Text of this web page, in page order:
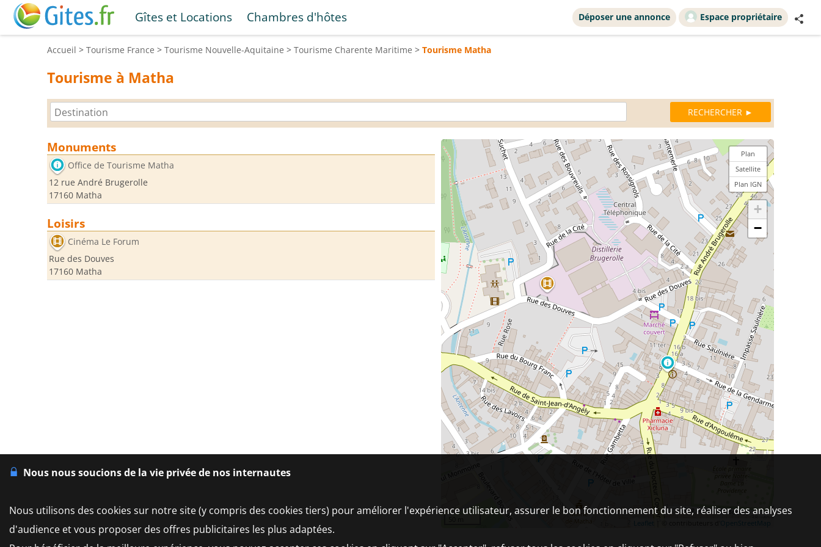
Gîtes et Locations Chambres d'hôtes Déposer une annonce Espace propriétaire
Accueil > Tourisme France > Tourisme Nouvelle-Aquitaine > Tourisme Charente Maritime > Tourisme Matha
Tourisme à Matha
Monuments
Office de Tourisme Matha
12 rue André Brugerolle
17160 Matha
Loisirs
Cinéma Le Forum
Rue des Douves
17160 Matha
Plan
Satellite
Plan IGN
+
−
Leaflet OpenStreetMap
Nous nous soucions de la vie privée de nos internautes
Nous utilisons des cookies sur notre site (y compris des cookies tiers) pour améliorer l'expérience utilisateur, assurer le bon fonctionnement du site, réaliser des analyses
d'audience et vous proposer des offres publicitaires les plus adaptées.